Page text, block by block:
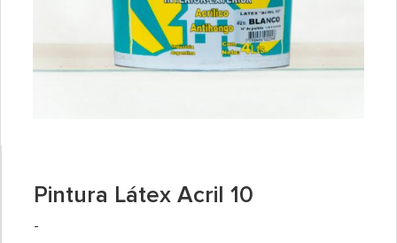
Pintura Látex Acril 10
-Rango